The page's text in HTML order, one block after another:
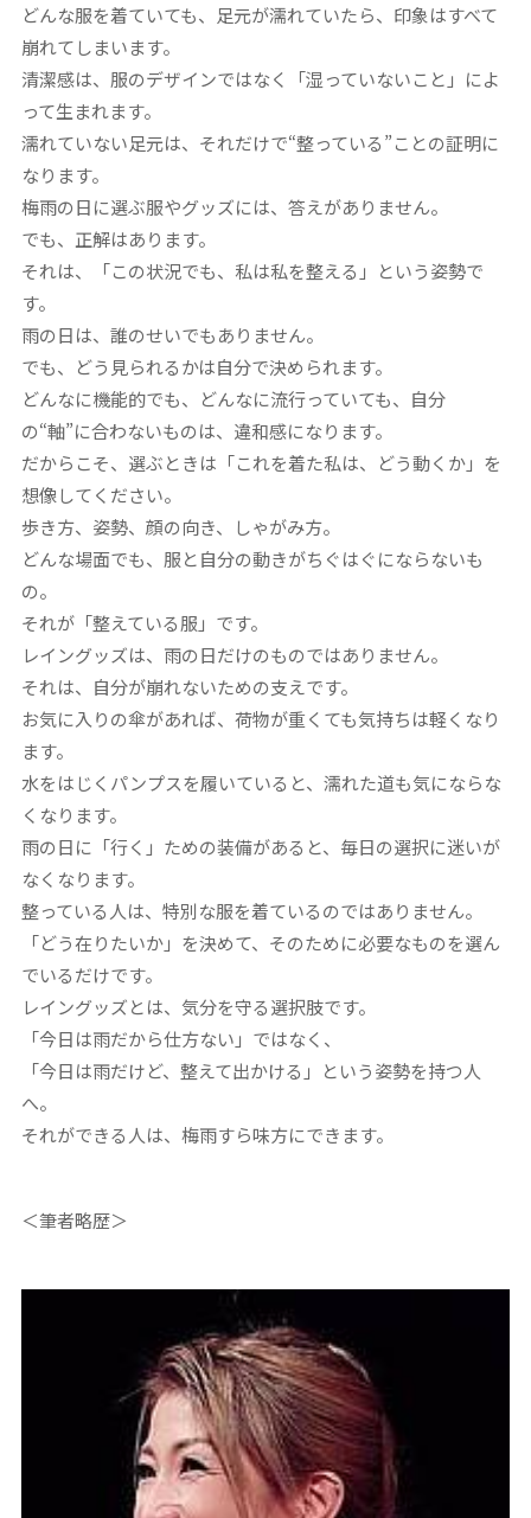
どんな服を着ていても、足元が濡れていたら、印象はすべて
崩れてしまいます。
清潔感は、服のデザインではなく「湿っていないこと」によ
って生まれます。
濡れていない足元は、それだけで“整っている”ことの証明に
なります。
梅雨の日に選ぶ服やグッズには、答えがありません。
でも、正解はあります。
それは、「この状況でも、私は私を整える」という姿勢で
す。
雨の日は、誰のせいでもありません。
でも、どう見られるかは自分で決められます。
どんなに機能的でも、どんなに流行っていても、自分
の“軸”に合わないものは、違和感になります。
だからこそ、選ぶときは「これを着た私は、どう動くか」を
想像してください。
歩き方、姿勢、顔の向き、しゃがみ方。
どんな場面でも、服と自分の動きがちぐはぐにならないも
の。
それが「整えている服」です。
レイングッズは、雨の日だけのものではありません。
それは、自分が崩れないための支えです。
お気に入りの傘があれば、荷物が重くても気持ちは軽くなり
ます。
水をはじくパンプスを履いていると、濡れた道も気にならな
くなります。
雨の日に「行く」ための装備があると、毎日の選択に迷いが
なくなります。
整っている人は、特別な服を着ているのではありません。
「どう在りたいか」を決めて、そのために必要なものを選ん
でいるだけです。
レイングッズとは、気分を守る選択肢です。
「今日は雨だから仕方ない」ではなく、
「今日は雨だけど、整えて出かける」という姿勢を持つ人
へ。
それができる人は、梅雨すら味方にできます。
＜筆者略歴＞